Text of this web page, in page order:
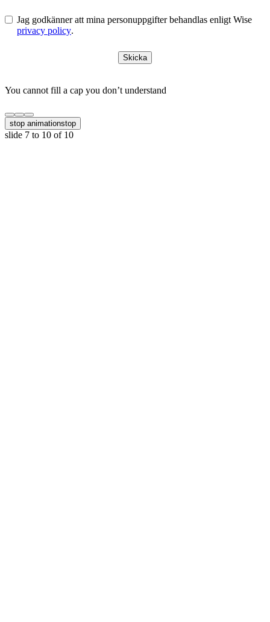
Jag godkänner att mina personuppgifter behandlas enligt Wise
privacy policy.
Skicka
You cannot fill a cap you don’t understand
stop animationstop
slide 7 to 10 of 10